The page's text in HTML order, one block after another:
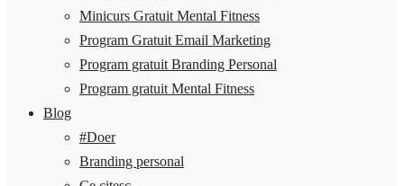
Minicurs Gratuit Mental Fitness
Program Gratuit Email Marketing
Program gratuit Branding Personal
Program gratuit Mental Fitness
Blog
#Doer
Branding personal